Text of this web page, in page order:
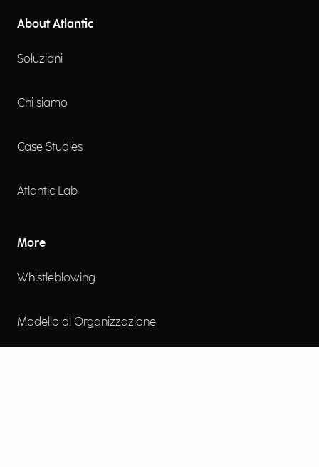
About Atlantic
Soluzioni
Chi siamo
Case Studies
Atlantic Lab
More
Whistleblowing
Modello di Organizzazione